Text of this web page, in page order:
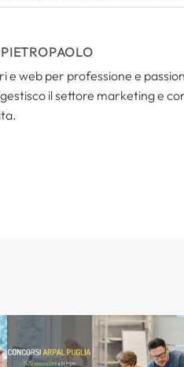
e web per professione e
il settore marketing e